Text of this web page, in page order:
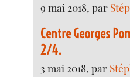
9 mai 2018, par
Centre Georges
2/4.
3 mai 2018, par